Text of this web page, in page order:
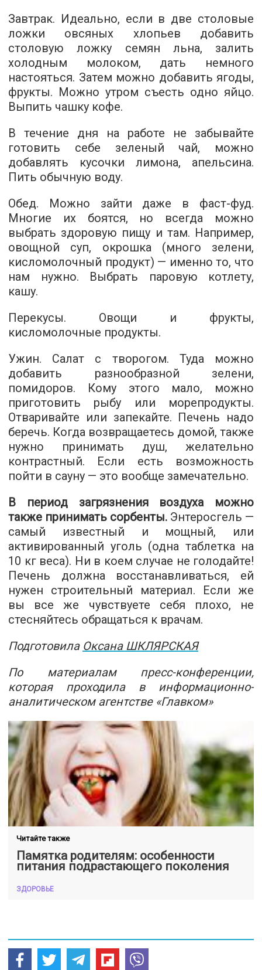
Завтрак. Идеально, если в две столовые
ложки овсяных хлопьев добавить
столовую ложку семян льна, залить
холодным молоком, дать немного
настояться. Затем можно добавить ягоды,
фрукты. Можно утром съесть одно яйцо.
Выпить чашку кофе.
В течение дня на работе не забывайте
готовить себе зеленый чай, можно
добавлять кусочки лимона, апельсина.
Пить обычную воду.
Обед. Можно зайти даже в фаст-фуд.
Многие их боятся, но всегда можно
выбрать здоровую пищу и там. Например,
овощной суп, окрошка (много зелени,
кисломолочный продукт) — именно то, что
нам нужно. Выбрать паровую котлету,
кашу.
Перекусы. Овощи и фрукты,
кисломолочные продукты.
Ужин. Салат с творогом. Туда можно
добавить разнообразной зелени,
помидоров. Кому этого мало, можно
приготовить рыбу или морепродукты.
Отваривайте или запекайте. Печень надо
беречь. Когда возвращаетесь домой, также
нужно принимать душ, желательно
контрастный. Если есть возможность
пойти в сауну — это вообще замечательно.
В период загрязнения воздуха можно
также принимать сорбенты. Энтеросгель —
самый известный и мощный, или
активированный уголь (одна таблетка на
10 кг веса). Ни в коем случае не голодайте!
Печень должна восстанавливаться, ей
нужен строительный материал. Если же
вы все же чувствуете себя плохо, не
стесняйтесь обращаться к врачам.
Подготовила Оксана ШКЛЯРСКАЯ
По материалам пресс-конференции,
которая проходила в информационно-
аналитическом агентстве «Главком»
Читайте также
Памятка родителям: особенности
питания подрастающего поколения
ЗДОРОВЬЕ